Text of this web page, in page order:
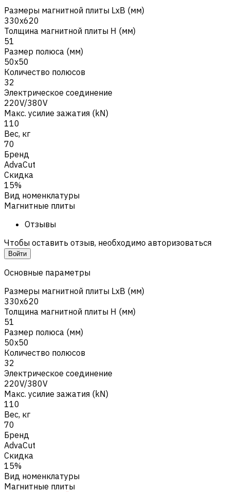
Размеры магнитной плиты LxB (мм)
330x620
Толщина магнитной плиты H (мм)
51
Размер полюса (мм)
50x50
Количество полюсов
32
Электрическое соединение
220V/380V
Макс. усилие зажатия (kN)
110
Вес, кг
70
Бренд
AdvaCut
Скидка
15%
Вид номенклатуры
Магнитные плиты
Отзывы
Чтобы оставить отзыв, необходимо авторизоваться
Войти
Основные параметры
Размеры магнитной плиты LxB (мм)
330x620
Толщина магнитной плиты H (мм)
51
Размер полюса (мм)
50x50
Количество полюсов
32
Электрическое соединение
220V/380V
Макс. усилие зажатия (kN)
110
Вес, кг
70
Бренд
AdvaCut
Скидка
15%
Вид номенклатуры
Магнитные плиты